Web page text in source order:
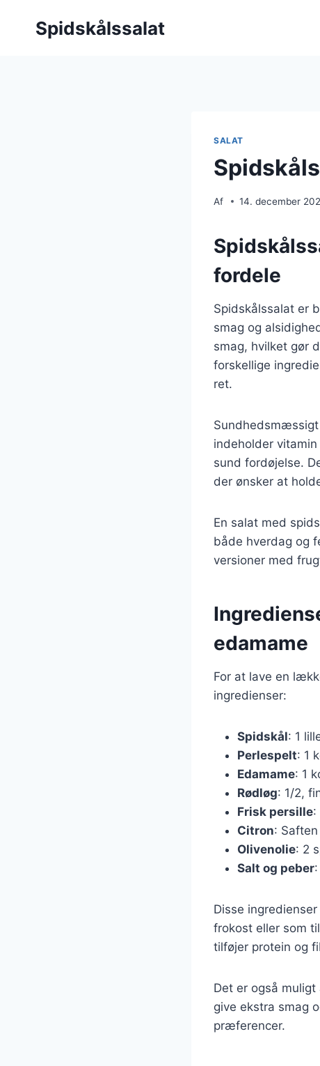
Spidskålssalat
SALAT
Af 14. december
fordele
Spidskålssalat er
smag og
smag, hvilket gør
forskellige
ret.
Sundhedsmæssigt
indeholder
sund fordøjelse.
der ønsker at
En salat med
både hverdag og
versioner med
edamame
For at lave en
ingredienser:
Spidskål: 1
Perlespelt: 1
Edamame: 1
Rødløg: 1/2,
Frisk persille:
Citron:
Olivenolie: 2
Salt og peber
Disse
frokost eller som
tilføjer protein og
Det er også
give ekstra smag
præferencer.